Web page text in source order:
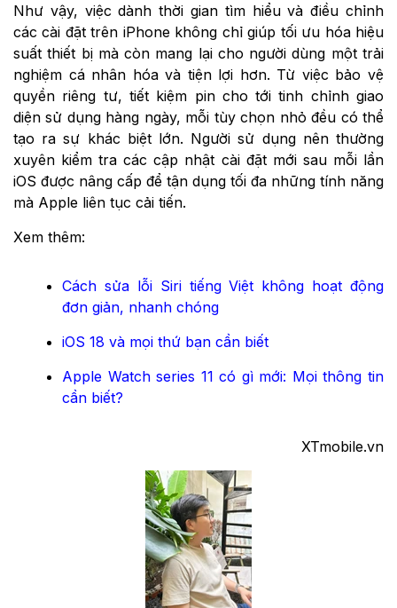
Như vậy, việc dành thời gian tìm hiểu và điều chỉnh
các cài đặt trên iPhone không chỉ giúp tối ưu hóa hiệu
suất thiết bị mà còn mang lại cho người dùng một trải
nghiệm cá nhân hóa và tiện lợi hơn. Từ việc bảo vệ
quyền riêng tư, tiết kiệm pin cho tới tinh chỉnh giao
diện sử dụng hàng ngày, mỗi tùy chọn nhỏ đều có thể
tạo ra sự khác biệt lớn. Người sử dụng nên thường
xuyên kiểm tra các cập nhật cài đặt mới sau mỗi lần
iOS được nâng cấp để tận dụng tối đa những tính năng
mà Apple liên tục cải tiến.
Xem thêm:
Cách sửa lỗi Siri tiếng Việt không hoạt động
đơn giản, nhanh chóng
iOS 18 và mọi thứ bạn cần biết
Apple Watch series 11 có gì mới: Mọi thông tin
cần biết?
XTmobile.vn